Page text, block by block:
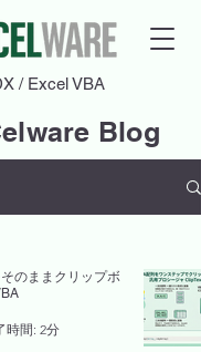
/ Excel VBA
Blog
のままクリップボ
時間: 2分